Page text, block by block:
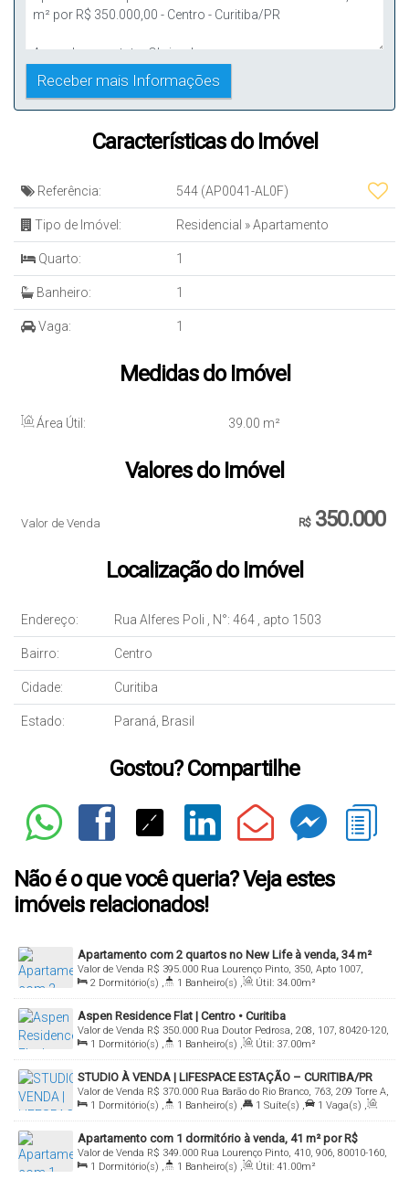
Características do Imóvel
Referência: 544 (AP0041-AL0F)
Tipo de Imóvel: Residencial »Apartamento
Quarto: 1
Banheiro: 1
Vaga: 1
Medidas do Imóvel
Área Útil: 39.00 m²
Valores do Imóvel
R$350.000
Valor de Venda
Localização do Imóvel
Endereço: Rua Alferes Poli , N°: 464 , apto 1503
Bairro: Centro
Cidade: Curitiba
Estado: Paraná, Brasil
Gostou? Compartilhe
Não é o que você queria? Veja estes
imóveis relacionados!
Apartamento com 2 quartos no New Life à venda, 34 m²
por R$ 395.000 - Centro - Curitiba/PR
R$ 395.000
Valor de Venda
Rua Lourenço Pinto, 350, Apto 1007,
80010-160, Centro, Curitiba, Paraná, Brasil
2 Dormitório(s) , 1 Banheiro(s) , Útil: 34.00m²
Aspen Residence Flat | Centro • Curitiba
R$ 350.000
Valor de Venda
Rua Doutor Pedrosa, 208, 107, 80420-120,
Centro, Curitiba, Paraná, Brasil
1 Dormitório(s) , 1 Banheiro(s) , Útil: 37.00m²
STUDIO À VENDA | LIFESPACE ESTAÇÃO – CURITIBA/PR
R$ 370.000
Valor de Venda
Rua Barão do Rio Branco, 763, 209 Torre A,
80010-180, Centro, Curitiba, Paraná, Brasil
1 Dormitório(s) , 1 Banheiro(s) , 1 Suíte(s) , 1 Vaga(s) ,
Útil: 33.00m²
Apartamento com 1 dormitório à venda, 41 m² por R$
349.000,00 - Centro - Curitiba/PR
R$ 349.000
Valor de Venda
Rua Lourenço Pinto, 410, 906, 80010-160,
Centro, Curitiba, Paraná, Brasil
1 Dormitório(s) , 1 Banheiro(s) , Útil: 41 .00m²